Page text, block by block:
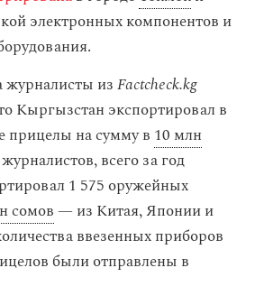
электронных компонентов и
журналисты изFactcheck.kg
Кыргызстан экспортировал в
прицелы на сумму в 10 млн
всего за год
1 575 оружейных
сомов— из Китая, Японии и
ввезенных приборов
были отправлены в